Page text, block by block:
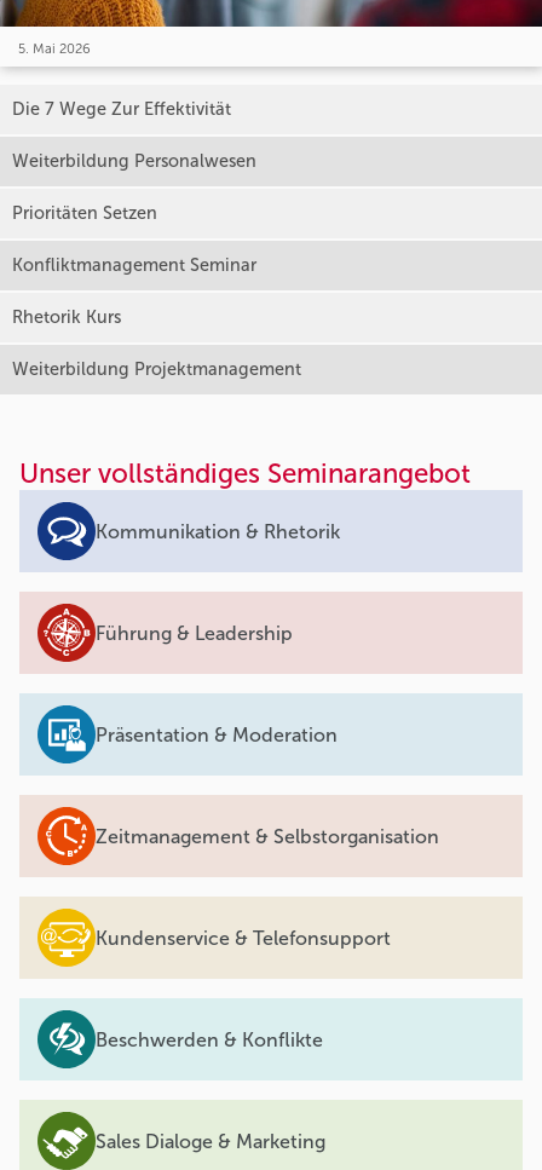
5. Mai 2026
Die 7 Wege Zur Effektivität
Weiterbildung Personalwesen
Prioritäten Setzen
Konfliktmanagement Seminar
Rhetorik Kurs
Weiterbildung Projektmanagement
Unser vollständiges Seminarangebot
Kommunikation & Rhetorik
Führung & Leadership
Präsentation & Moderation
Zeitmanagement & Selbstorganisation
Kundenservice & Telefonsupport
Beschwerden & Konflikte
Sales Dialoge & Marketing